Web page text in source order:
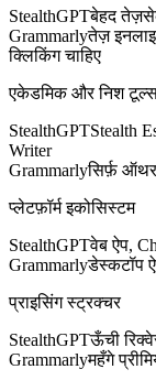
StealthGPTबेहद तेज़
Grammarlyतेज़
क्लिकिंग चाहिए
एकेडमिक और निश
StealthGPTStealth
Writer
Grammarlyसिर्फ़
प्लेटफ़ॉर्म इकोसिस्टम
StealthGPTवेब ऐप,
Grammarlyडेस्कटॉप
प्राइसिंग स्ट्रक्चर
StealthGPTऊँची
Grammarlyमहँगे